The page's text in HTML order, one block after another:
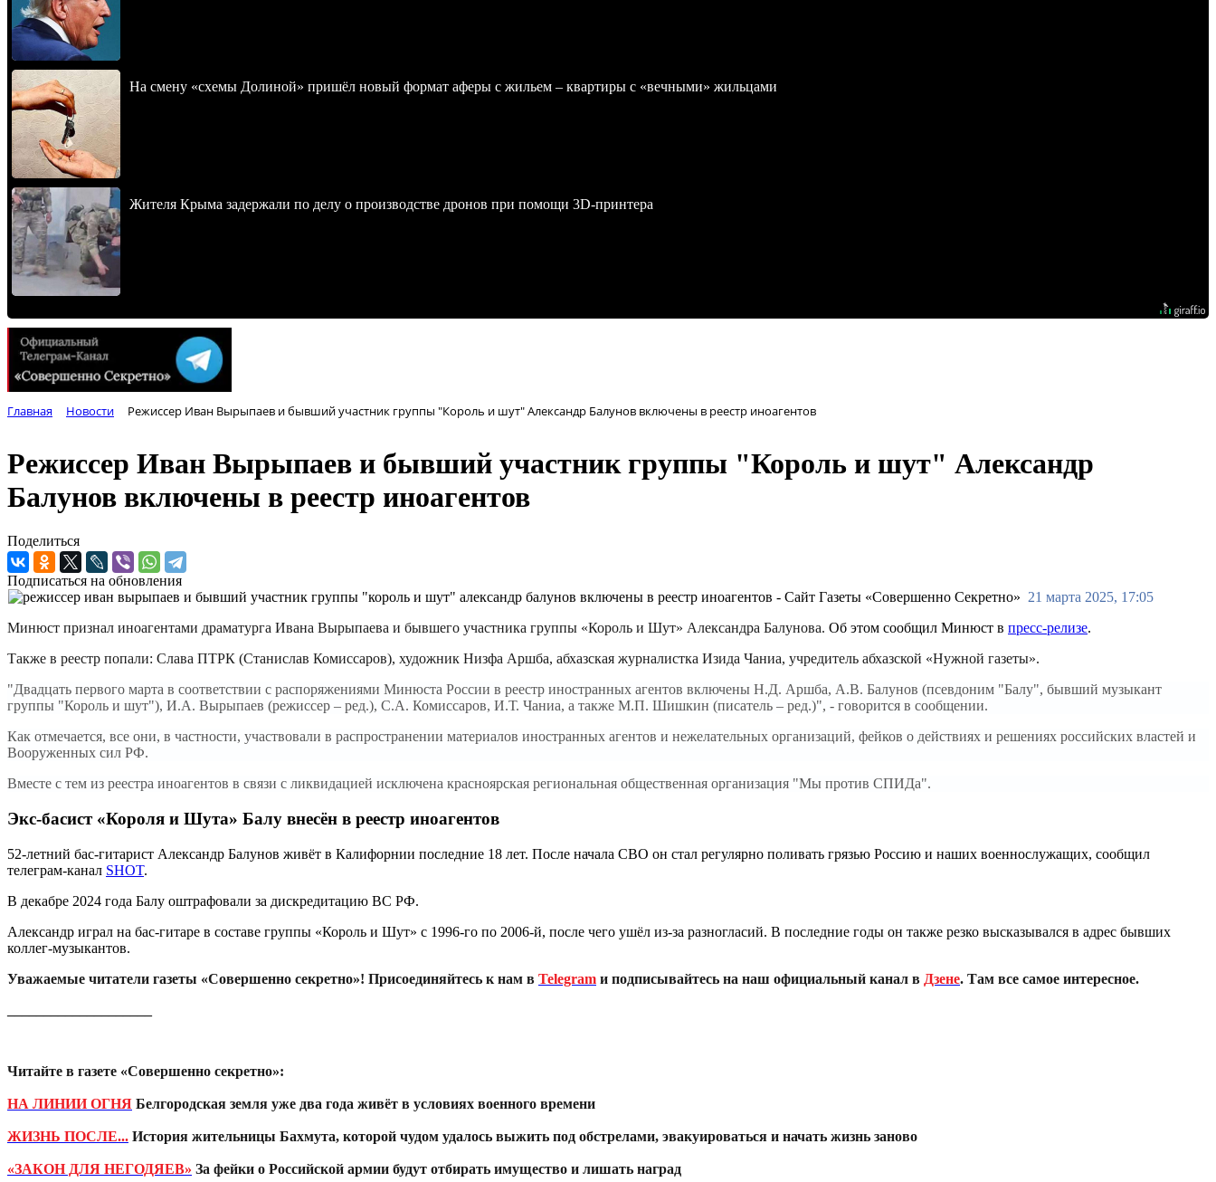
На смену «схемы Долиной» пришёл новый формат аферы с жильем – квартиры с «вечными» жильцами
Жителя Крыма задержали по делу о производстве дронов при помощи 3D‑принтера
Главная Новости Режиссер Иван Вырыпаев и бывший участник группы "Король и шут" Александр Балунов включены в реестр иноагентов
Режиссер Иван Вырыпаев и бывший участник группы "Король и шут" Александр
Балунов включены в реестр иноагентов
Поделиться
Подписаться на обновления
21 марта 2025, 17:05
Минюст признал иноагентами драматурга Ивана Вырыпаева и бывшего участника группы «Король и Шут» Александра Балунова. Об этом сообщил Минюст в пресс-релизе.
Также в реестр попали: Слава ПТРК (Станислав Комиссаров), художник Низфа Аршба, абхазская журналистка Изида Чаниа, учредитель абхазской «Нужной газеты».
"Двадцать первого марта в соответствии с распоряжениями Минюста России в реестр иностранных агентов включены Н.Д. Аршба, А.В. Балунов (псевдоним "Балу", бывший музыкант
группы "Король и шут"), И.А. Вырыпаев (режиссер – ред.), С.А. Комиссаров, И.Т. Чаниа, а также М.П. Шишкин (писатель – ред.)", - говорится в сообщении.
Как отмечается, все они, в частности, участвовали в распространении материалов иностранных агентов и нежелательных организаций, фейков о действиях и решениях российских властей и
Вооруженных сил РФ.
Вместе с тем из реестра иноагентов в связи с ликвидацией исключена красноярская региональная общественная организация "Мы против СПИДа".
Экс-басист «Короля и Шута» Балу внесён в реестр иноагентов
52-летний бас-гитарист Александр Балунов живёт в Калифорнии последние 18 лет. После начала СВО он стал регулярно поливать грязью Россию и наших военнослужащих, сообщил
телеграм-канал SHOT.
В декабре 2024 года Балу оштрафовали за дискредитацию ВС РФ.
Александр играл на бас-гитаре в составе группы «Король и Шут» с 1996-го по 2006-й, после чего ушёл из-за разногласий. В последние годы он также резко высказывался в адрес бывших
коллег-музыкантов.
Уважаемые читатели газеты «Совершенно секретно»! Присоединяйтесь к нам в Telegram и подписывайтесь на наш официальный канал в Дзене. Там все самое интересное.
Читайте в газете «Совершенно секретно»:
НА ЛИНИИ ОГНЯ Белгородская земля уже два года живёт в условиях военного времени
ЖИЗНЬ ПОСЛЕ... История жительницы Бахмута, которой чудом удалось выжить под обстрелами, эвакуироваться и начать жизнь заново
«ЗАКОН ДЛЯ НЕГОДЯЕВ» За фейки о Российской армии будут отбирать имущество и лишать наград